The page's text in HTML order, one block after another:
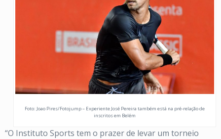
Foto: Joao Pires/Fotojump – Experiente José Pereira também está na pré-relação de
inscritos em Belém
“O Instituto Sports tem o prazer de levar um torneio